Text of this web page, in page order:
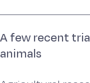
A few recent
animals